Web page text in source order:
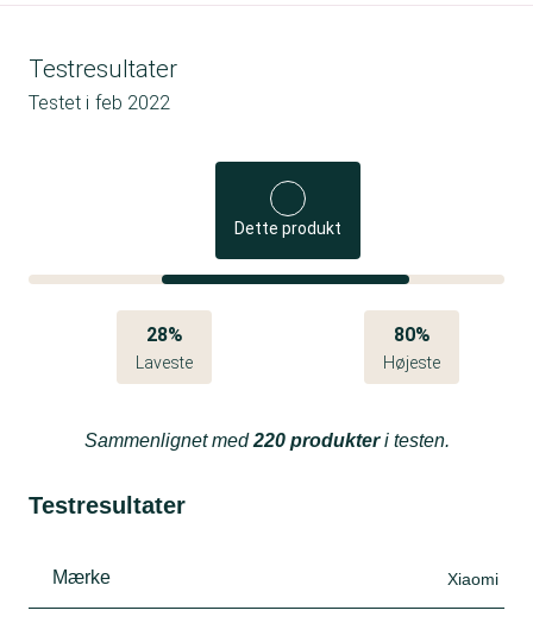
Testresultater
Testet i feb 2022
Dette produkt
28%
Laveste
80%
Højeste
Sammenlignet med220 produkteri testen.
Testresultater
Mærke Xiaomi